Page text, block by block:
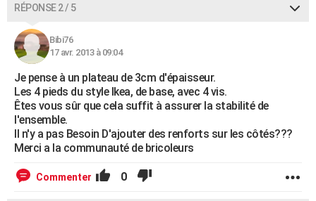
RÉPONSE 2 / 5
Bibi76
17 avr. 2013 à 09:04
Je pense à un plateau de 3cm d'épaisseur.
Les 4 pieds du style Ikea, de base, avec 4 vis.
Êtes vous sûr que cela suffit à assurer la stabilité de
l'ensemble.
Il n'y a pas Besoin D'ajouter des renforts sur les côtés???
Merci a la communauté de bricoleurs
Commenter 0